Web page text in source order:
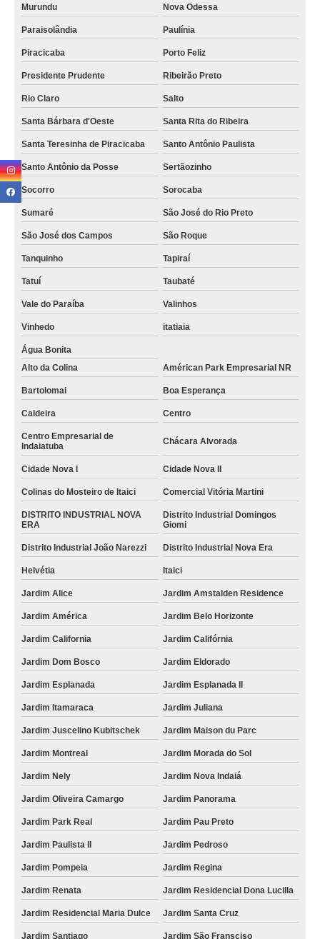
Murundu Nova Odessa
Paraisolândia Paulínia
Piracicaba Porto Feliz
Presidente Prudente Ribeirão Preto
Rio Claro Salto
Santa Bárbara d'Oeste Santa Rita do Ribeira
Santa Teresinha de Piracicaba Santo Antônio Paulista
Santo Antônio da Posse Sertãozinho
Socorro Sorocaba
Sumaré São José do Rio Preto
São José dos Campos São Roque
Tanquinho Tapiraí
Tatuí Taubaté
Vale do Paraíba Valinhos
Vinhedo itatiaia
Água Bonita
Alto da Colina
Américan Park Empresarial NR
Bartolomai Boa Esperança
Caldeira Centro
Centro Empresarial de
Indaiatuba
Chácara Alvorada
Cidade Nova I Cidade Nova II
Colinas do Mosteiro de Itaici Comercial Vitória Martini
DISTRITO INDUSTRIAL NOVA
ERA
Distrito Industrial Domingos
Giomi
Distrito Industrial João Narezzi Distrito Industrial Nova Era
Helvétia Itaici
Jardim Alice Jardim Amstalden Residence
Jardim América Jardim Belo Horizonte
Jardim California Jardim Califórnia
Jardim Dom Bosco Jardim Eldorado
Jardim Esplanada Jardim Esplanada II
Jardim Itamaraca Jardim Juliana
Jardim Juscelino Kubitschek Jardim Maison du Parc
Jardim Montreal Jardim Morada do Sol
Jardim Nely Jardim Nova Indaiá
Jardim Oliveira Camargo Jardim Panorama
Jardim Park Real Jardim Pau Preto
Jardim Paulista II Jardim Pedroso
Jardim Pompeia Jardim Regina
Jardim Renata Jardim Residencial Dona Lucilla
Jardim Residencial Maria Dulce Jardim Santa Cruz
Jardim Santiago Jardim São Fransciso